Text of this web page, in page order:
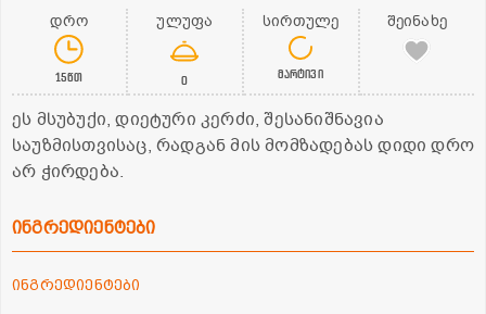
დრო
15წთ
ულუფა
0
სირთულე
მარტივი
შეინახე
ეს მსუბუქი, დიეტური კერძი, შესანიშნავია
საუზმისთვისაც, რადგან მის მომზადებას დიდი დრო
არ ჭირდება.
ინგრედიენტები
ინგრედიენტები